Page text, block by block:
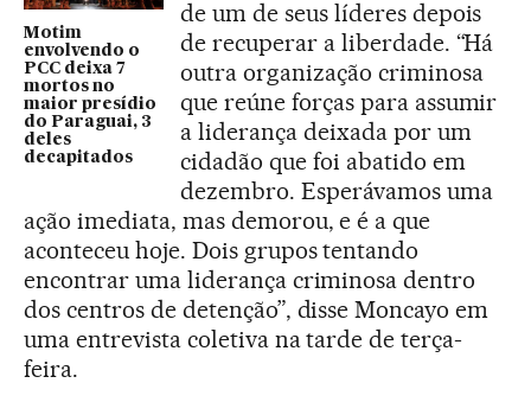
Motim
envolvendo o
PCC deixa 7
mortos no
maior presídio
do Paraguai, 3
deles
decapitados
de um de seus líderes depois
de recuperar a liberdade. “Há
outra organização criminosa
que reúne forças para assumir
a liderança deixada por um
cidadão que foi abatido em
dezembro. Esperávamos uma
ação imediata, mas demorou, e é a que
aconteceu hoje. Dois grupos tentando
encontrar uma liderança criminosa dentro
dos centros de detenção”, disse Moncayo em
uma entrevista coletiva na tarde de terça-
feira.